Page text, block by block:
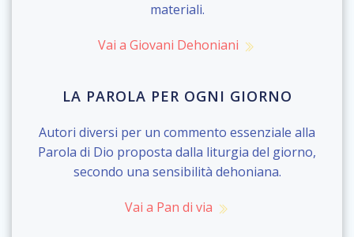
materiali.
Vai a Giovani Dehoniani
LA PAROLA PER OGNI GIORNO
Autori diversi per un commento essenziale alla
Parola di Dio proposta dalla liturgia del giorno,
secondo una sensibilità dehoniana.
Vai a Pan di via